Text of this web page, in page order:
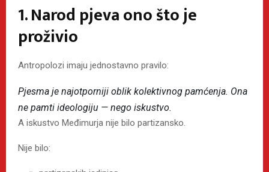
1. Narod pjeva ono što je
proživio
Antropolozi imaju jednostavno pravilo:
Pjesma je najotporniji oblik kolektivnog pamćenja. Ona
ne pamti ideologiju — nego iskustvo.
A iskustvo Međimurja nije bilo partizansko.
Nije bilo: